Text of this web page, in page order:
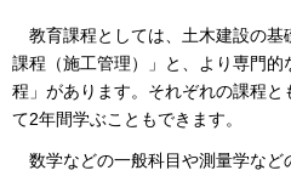
教育課程としては、土木建設の
課程（施工管理）」と、より専門
程」があります。それぞれの課程
て2年間学ぶこともできます。
数学などの一般科目や測量学な